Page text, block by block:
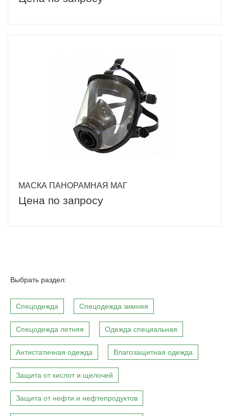
МАСКА ПАНОРАМНАЯ МАГ
Цена по запросу
Выбрать раздел:
Спецодежда Спецодежда зимняя
Спецодежда летняя Одежда специальная
Антистатичная одежда Влагозащитная одежда
Защита от кислот и щелочей
Защита от нефти и нефтепродуктов